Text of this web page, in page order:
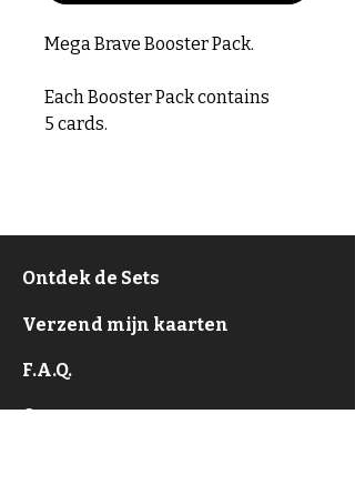
Mega Brave Booster Pack.
Each Booster Pack contains
5 cards.
Ontdek de Sets
Verzend mijn kaarten
F.A.Q.
Over